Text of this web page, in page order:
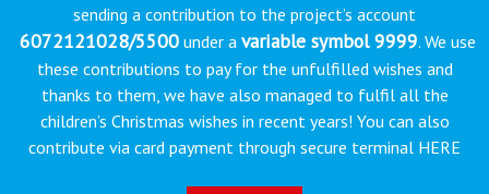
sending a contribution to the project’s account
6072121028/5500under a variable symbol 9999. We use
these contributions to pay for the unfulfilled wishes and
thanks to them, we have also managed to fulfil all the
children’s Christmas wishes in recent years! You can also
contribute via card payment through secure terminal HERE